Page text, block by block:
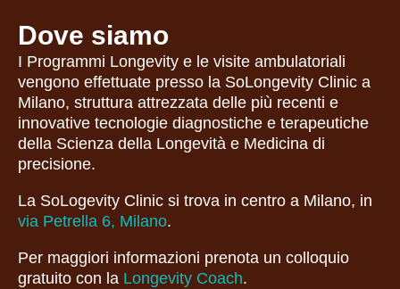
Dove siamo
I Programmi Longevity e le visite ambulatoriali
vengono effettuate presso la SoLongevity Clinic a
Milano, struttura attrezzata delle più recenti e
innovative tecnologie diagnostiche e terapeutiche
della Scienza della Longevità e Medicina di
precisione.
La SoLogevity Clinic si trova in centro a Milano, in
via Petrella 6, Milano.
Per maggiori informazioni prenota un colloquio
gratuito con la Longevity Coach.